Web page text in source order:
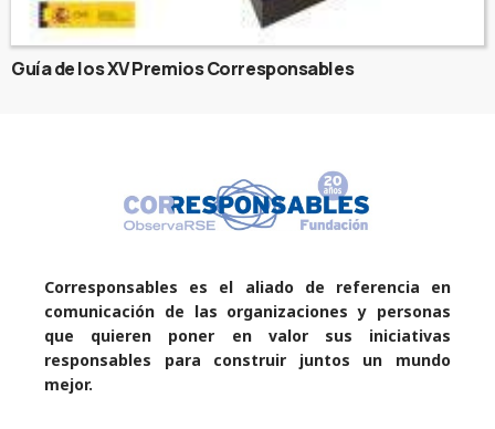
Guía de los XV Premios Corresponsables
Corresponsables es el aliado de referencia en
comunicación de las organizaciones y personas
que quieren poner en valor sus iniciativas
responsables para construir juntos un mundo
mejor.